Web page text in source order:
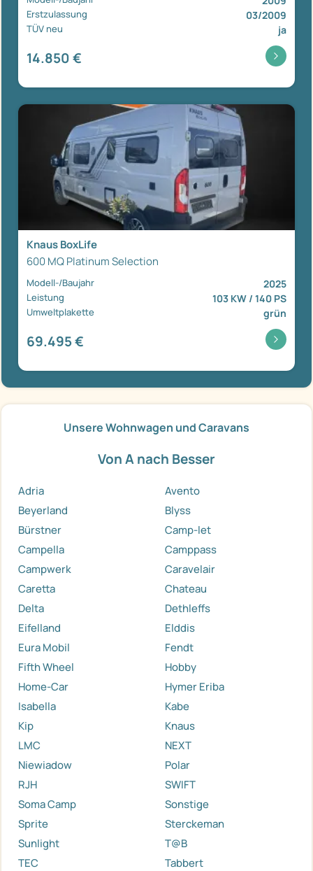
Erstzulassung 03/2009
TÜV neu ja
14.850 €
Knaus BoxLife
600 MQ Platinum Selection
Modell-/Baujahr 2025
Leistung 103 KW / 140 PS
Umweltplakette grün
69.495 €
Unsere Wohnwagen und Caravans
Von A nach Besser
Adria
Avento
Beyerland
Blyss
Bürstner
Camp-let
Campella
Camppass
Campwerk
Caravelair
Caretta
Chateau
Delta
Dethleffs
Eifelland
Elddis
Eura Mobil
Fendt
Fifth Wheel
Hobby
Home-Car
Hymer Eriba
Isabella
Kabe
Kip
Knaus
LMC
NEXT
Niewiadow
Polar
RJH
SWIFT
Soma Camp
Sonstige
Sprite
Sterckeman
Sunlight
T@B
TEC
Tabbert